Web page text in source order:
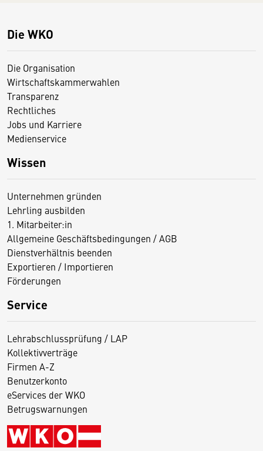
Die WKO
Die Organisation
Wirtschaftskammerwahlen
Transparenz
Rechtliches
Jobs und Karriere
Medienservice
Wissen
Unternehmen gründen
Lehrling ausbilden
1. Mitarbeiter:in
Allgemeine Geschäftsbedingungen / AGB
Dienstverhältnis beenden
Exportieren / Importieren
Förderungen
Service
Lehrabschlussprüfung / LAP
Kollektivverträge
Firmen A-Z
Benutzerkonto
eServices der WKO
Betrugswarnungen